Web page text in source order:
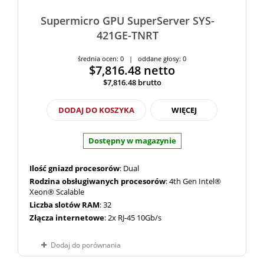
Supermicro GPU SuperServer SYS-
421GE-TNRT
średnia ocen: 0 | oddane głosy: 0
$7,816.48 netto
$7,816.48 brutto
DODAJ DO KOSZYKA WIĘCEJ
Dostępny w magazynie
Ilość gniazd procesorów: Dual
Rodzina obsługiwanych procesorów: 4th Gen Intel®
Xeon® Scalable
Liczba slotów RAM: 32
Złącza internetowe: 2x RJ-45 10Gb/s
Dodaj do porównania